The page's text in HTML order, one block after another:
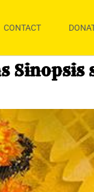
CONTACT
Sinopsis